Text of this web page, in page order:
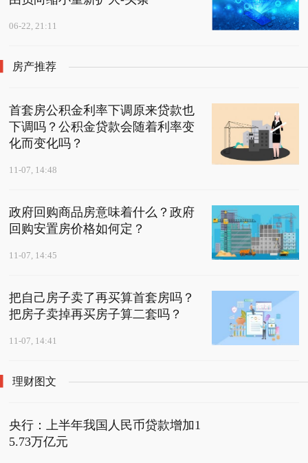
06-22, 21:11
房产推荐
首套房公积金利率下调原来贷款也
下调吗？公积金贷款会随着利率变
化而变化吗？
11-07, 14:48
政府回购商品房意味着什么？政府
回购安置房价格如何定？
11-07, 14:45
把自己房子卖了再买算首套房吗？
把房子卖掉再买房子算二套吗？
11-07, 14:41
理财图文
央行：上半年我国人民币贷款增加1
5.73万亿元